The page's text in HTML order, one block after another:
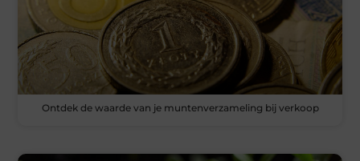
Ontdek de waarde van je muntenverzameling bij verkoop